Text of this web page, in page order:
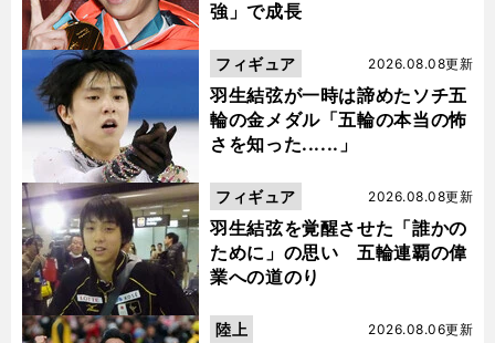
強」で成長
羽生結弦が一時は諦めたソチ五
輪の金メダル「五輪の本当の怖
さを知った......」
2026.08.08更新
フィギュア
羽生結弦を覚醒させた「誰かの
ために」の思い 五輪連覇の偉
業への道のり
2026.08.08更新
フィギュア
2026.08.06更新
陸上